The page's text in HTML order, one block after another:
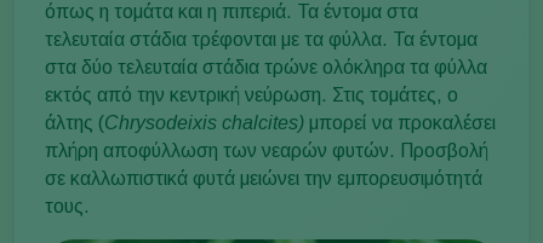
όπως η τομάτα και η πιπεριά. Τα έντομα στα
τελευταία στάδια τρέφονται με τα φύλλα. Τα έντομα
στα δύο τελευταία στάδια τρώνε ολόκληρα τα φύλλα
εκτός από την κεντρική νεύρωση. Στις τομάτες, ο
άλτης (Chrysodeixis chalcites) μπορεί να προκαλέσει
πλήρη αποφύλλωση των νεαρών φυτών. Προσβολή
σε καλλωπιστικά φυτά μειώνει την εμπορευσιμότητά
τους.